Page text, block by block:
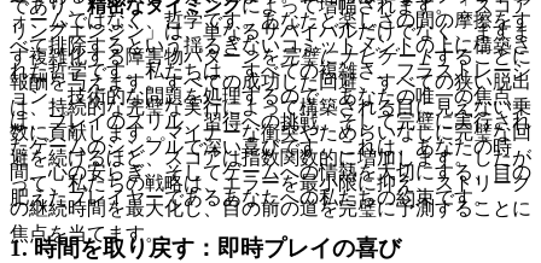
であり、精密なタイミングによって増幅されます。「スコア
リングエンジン」は、単なるサバイバルだけでなく、ますま
す複雑化する障害物パターンを完璧にナビゲートすることに
報酬を与えます。すべての成功した回避、すべての狭い脱出
は、持続的な完璧な実行によって構築される目に見えない乗
数に貢献します。マイナーな衝突やためらいなしに完璧な回
避を続けるほど、スコアは指数関数的に増加します。したが
って、私たちの戦略は、エラーを最小限に抑え、ストリーク
の継続時間を最大化し、目の前の道を完璧に予測することに
焦点を当てます。
ォームではなく、哲学です。あなたと楽しさの間の摩擦をす
べて排除するという揺るぎないコミットメントの上に構築さ
れた哲学です。私たちは、すべての複雑さ、フラストレーシ
ョン、技術的な問題を処理するので、あなたの唯一の焦点
は、プレイのスリル、習得への挑戦、そして完璧に実行され
たゲームのシンプルで深い喜びです。これは、あなたの時
間、心の安らぎ、そしてゲームへの情熱を大切にする、目の
肥えたプレイヤーであるあなたへの私たちの約束です。
1. 時間を取り戻す：即時プレイの喜び